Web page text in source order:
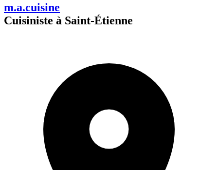
m.a.cuisine
Cuisiniste à Saint-Étienne